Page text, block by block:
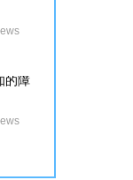
的障